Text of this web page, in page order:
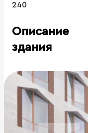
240
Описание
здания